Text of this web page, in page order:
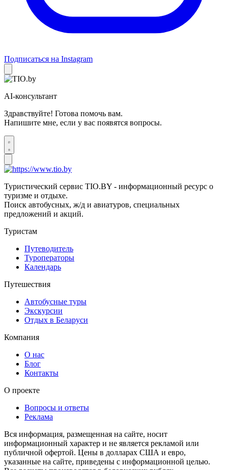
Подписаться на Instagram
AI-консультант
Здравствуйте! Готова помочь вам.
Напишите мне, если у вас появятся вопросы.
Туристический сервис TIO.BY - информационный ресурс о
туризме и отдыхе.
Поиск автобусных, ж/д и авиатуров, специальных
предложений и акций.
Туристам
Путеводитель
Туроператоры
Календарь
Путешествия
Автобусные туры
Экскурсии
Отдых в Беларуси
Компания
О нас
Блог
Контакты
О проекте
Вопросы и ответы
Реклама
Вся информация, размещенная на сайте, носит
информационный характер и не является рекламой или
публичной офертой. Цены в долларах США и евро,
указанные на сайте, приведены с информационной целью.